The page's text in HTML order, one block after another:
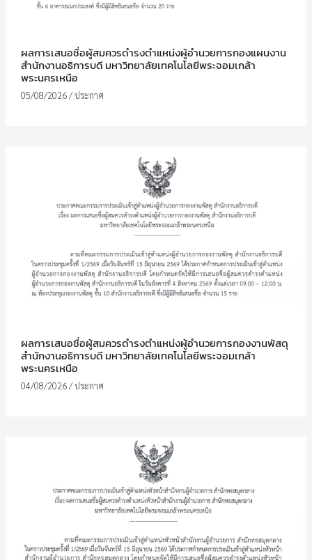
ผลการเสนอชื่อผู้สมควรดำรงตำแหน่งผู้อำนวยการกองแผนงาน
สำนักงานอธิการบดี มหาวิทยาลัยเทคโนโลยีพระจอมเกล้า
พระนครเหนือ
05/08/2026/ประกาศ
ผลการเสนอชื่อผู้สมควรดำรงตำแหน่งผู้อำนวยการกองงานพัสดุ
สำนักงานอธิการบดี มหาวิทยาลัยเทคโนโลยีพระจอมเกล้า
พระนครเหนือ
04/08/2026/ประกาศ